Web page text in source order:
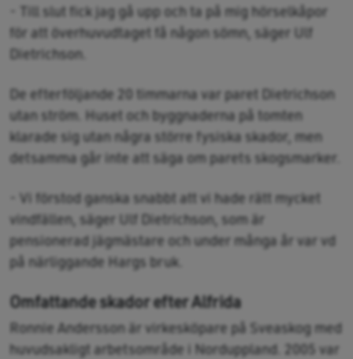
- Till slut fick jag gå upp och ta på mig hörselkåpor
för att överhuvudtaget få någon sömn, säger Ulf
Dietrichson.
De efterföljande 20 timmarna var paret Dietrichson
utan ström. Huset och byggnaderna på tomten
klarade sig utan några större fysiska skador, men
detsamma går inte att säga om parets skogsmarker.
- Vi förstod ganska snabbt att vi hade rätt mycket
vindfällen, säger Ulf Dietrichson, som är
pensionerad jägmästare och under många år var vd
på närliggande Hargs bruk.
Omfattande skador efter Alfrida
Ronnie Andersson är virkesköpare på Sveaskog med
huvudsakligt arbetsområde i Norduppland. 2005 var